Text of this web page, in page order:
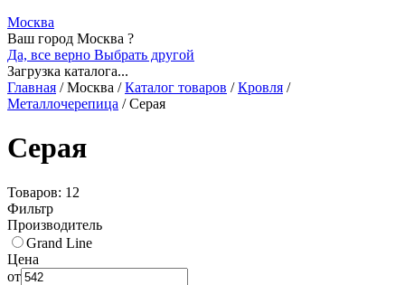
Москва
Ваш город Москва ?
Да, все верно Выбрать другой
Загрузка каталога...
Главная /Москва / Каталог товаров / Кровля /
Металлочерепица /Серая
Серая
Товаров: 12
Фильтр
Производитель
Grand Line
Цена
от